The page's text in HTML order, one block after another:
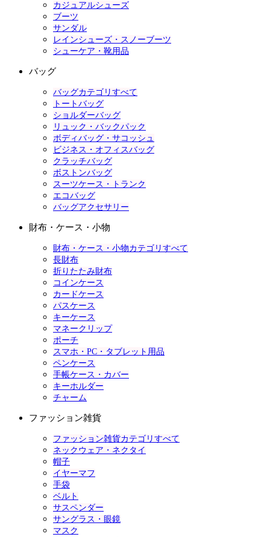
カジュアルシューズ
ブーツ
サンダル
レインシューズ・スノーブーツ
シューケア・靴用品
バッグ
バッグカテゴリすべて
トートバッグ
ショルダーバッグ
リュック・バックパック
ボディバッグ・サコッシュ
ビジネス・オフィスバッグ
クラッチバッグ
ボストンバッグ
スーツケース・トランク
エコバッグ
バッグアクセサリー
財布・ケース・小物
財布・ケース・小物カテゴリすべて
長財布
折りたたみ財布
コインケース
カードケース
パスケース
キーケース
マネークリップ
ポーチ
スマホ・PC・タブレット用品
ペンケース
手帳ケース・カバー
キーホルダー
チャーム
ファッション雑貨
ファッション雑貨カテゴリすべて
ネックウェア・ネクタイ
帽子
イヤーマフ
手袋
ベルト
サスペンダー
サングラス・眼鏡
マスク